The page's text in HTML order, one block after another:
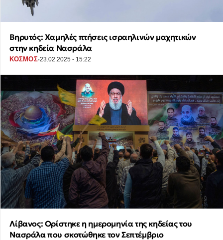
Βηρυτός: Χαμηλές πτήσεις ισραηλινών μαχητικών
στην κηδεία Νασράλα
ΚΟΣΜΟΣ·23.02.2025 - 15:22
Λίβανος: Ορίστηκε η ημερομηνία της κηδείας του
Νασράλα που σκοτώθηκε τον Σεπτέμβριο